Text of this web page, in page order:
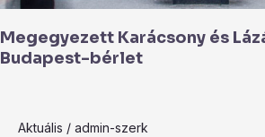
Megegyezett Karácsony és
Budapest-bérlet
Aktuális / admin-szerk